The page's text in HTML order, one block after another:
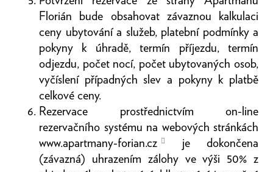
Florián bude obsahovat závaznou kalkulaci
ceny ubytování a služeb, platební podmínky a
pokyny k úhradě, termín příjezdu, termín
odjezdu, počet nocí, počet ubytovaných osob,
vyčíslení případných slev a pokyny k platbě
celkové ceny.
Rezervace prostřednictvím on-line
rezervačního systému na webových stránkách
www.apartmany-forian.cz
je dokončena
(závazná) uhrazením zálohy ve výši 50% z